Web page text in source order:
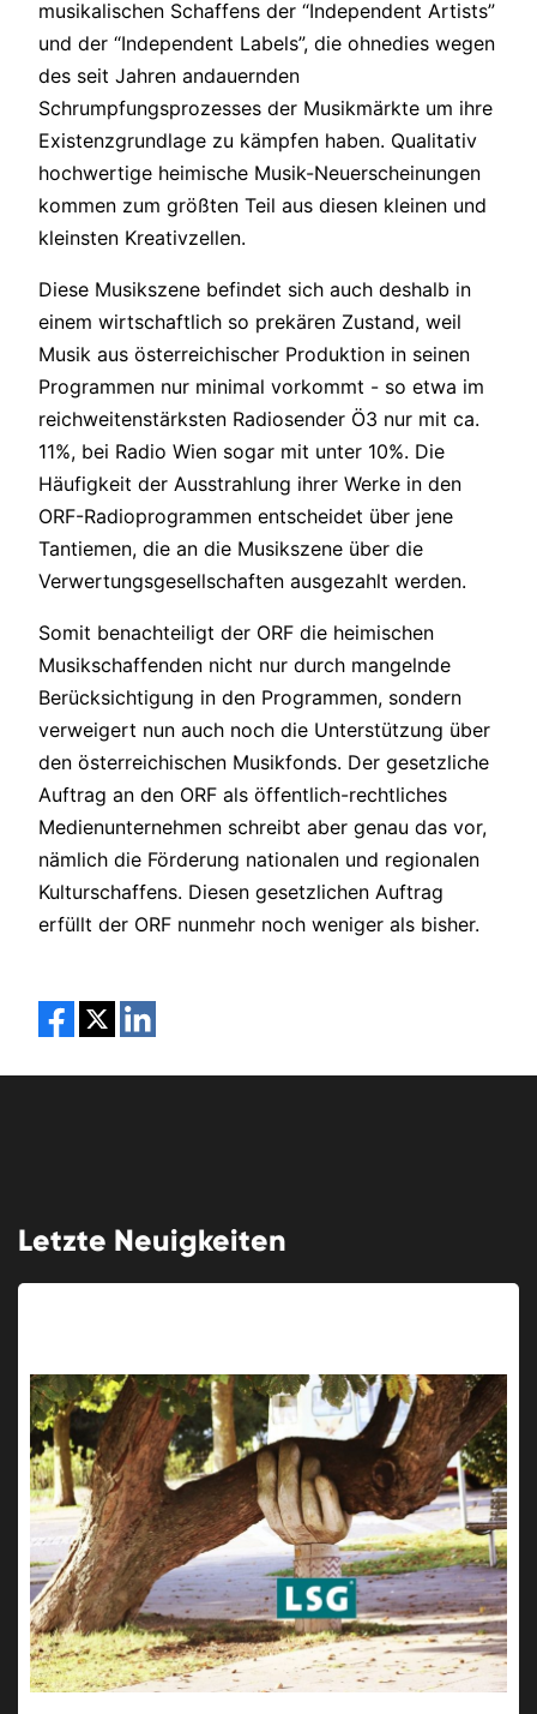
musikalischen Schaffens der “Independent Artists”
und der “Independent Labels”, die ohnedies wegen
des seit Jahren andauernden
Schrumpfungsprozesses der Musikmärkte um ihre
Existenzgrundlage zu kämpfen haben. Qualitativ
hochwertige heimische Musik-Neuerscheinungen
kommen zum größten Teil aus diesen kleinen und
kleinsten Kreativzellen.
Diese Musikszene befindet sich auch deshalb in
einem wirtschaftlich so prekären Zustand, weil
Musik aus österreichischer Produktion in seinen
Programmen nur minimal vorkommt - so etwa im
reichweitenstärksten Radiosender Ö3 nur mit ca.
11%, bei Radio Wien sogar mit unter 10%. Die
Häufigkeit der Ausstrahlung ihrer Werke in den
ORF-Radioprogrammen entscheidet über jene
Tantiemen, die an die Musikszene über die
Verwertungsgesellschaften ausgezahlt werden.
Somit benachteiligt der ORF die heimischen
Musikschaffenden nicht nur durch mangelnde
Berücksichtigung in den Programmen, sondern
verweigert nun auch noch die Unterstützung über
den österreichischen Musikfonds. Der gesetzliche
Auftrag an den ORF als öffentlich-rechtliches
Medienunternehmen schreibt aber genau das vor,
nämlich die Förderung nationalen und regionalen
Kulturschaffens. Diesen gesetzlichen Auftrag
erfüllt der ORF nunmehr noch weniger als bisher.
Letzte Neuigkeiten